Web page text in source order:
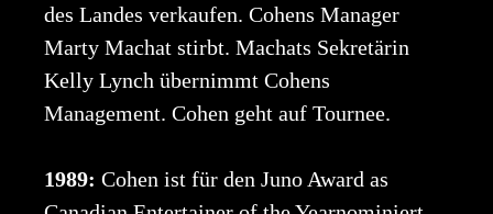
des Landes verkaufen. Cohens Manager
Marty Machat stirbt. Machats Sekretärin
Kelly Lynch übernimmt Cohens
Management. Cohen geht auf Tournee.
1989: Cohen ist für den Juno Award as